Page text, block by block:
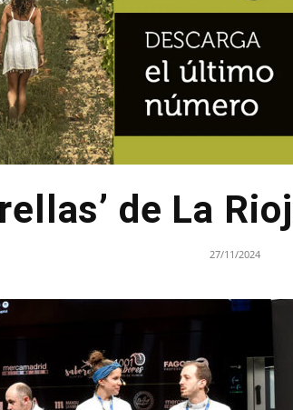
de La
27/11/2024